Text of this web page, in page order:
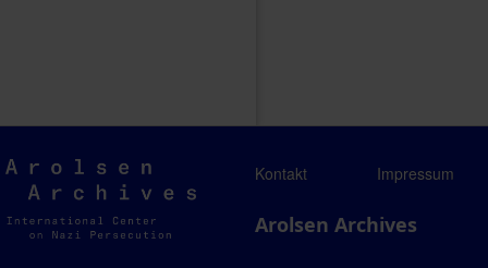
Arolsen
Archives
Kontakt Impressum
Arolsen Archives